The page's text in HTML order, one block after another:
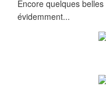
Encore quelques
évidemment...